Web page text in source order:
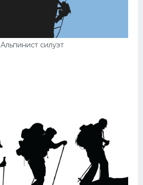
Альпинист силуэт